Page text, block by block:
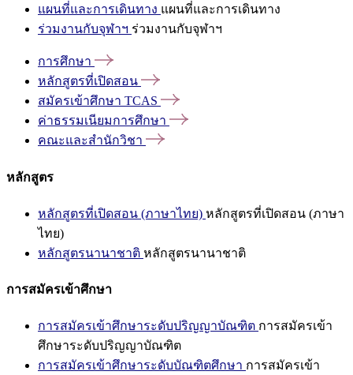
แผนที่และการเดินทาง แผนที่และการเดินทาง
ร่วมงานกับจุฬาฯ ร่วมงานกับจุฬาฯ
การศึกษา
หลักสูตรที่เปิดสอน
สมัครเข้าศึกษา TCAS
ค่าธรรมเนียมการศึกษา
คณะและสำนักวิชา
หลักสูตร
หลักสูตรที่เปิดสอน (ภาษาไทย) หลักสูตรที่เปิดสอน (ภาษา
ไทย)
หลักสูตรนานาชาติ หลักสูตรนานาชาติ
การสมัครเข้าศึกษา
การสมัครเข้าศึกษาระดับปริญญาบัณฑิต การสมัครเข้า
ศึกษาระดับปริญญาบัณฑิต
การสมัครเข้าศึกษาระดับบัณฑิตศึกษา การสมัครเข้า